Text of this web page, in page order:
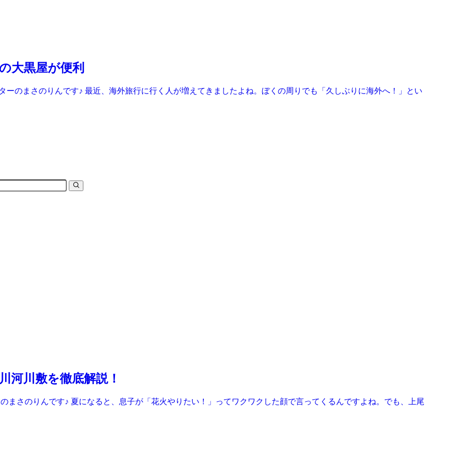
大黒屋が便利
ーのまさのりんです♪ 最近、海外旅行に行く人が増えてきましたよね。ぼくの周りでも「久しぶりに海外へ！」とい
河川敷を徹底解説！
まさのりんです♪ 夏になると、息子が「花火やりたい！」ってワクワクした顔で言ってくるんですよね。でも、上尾